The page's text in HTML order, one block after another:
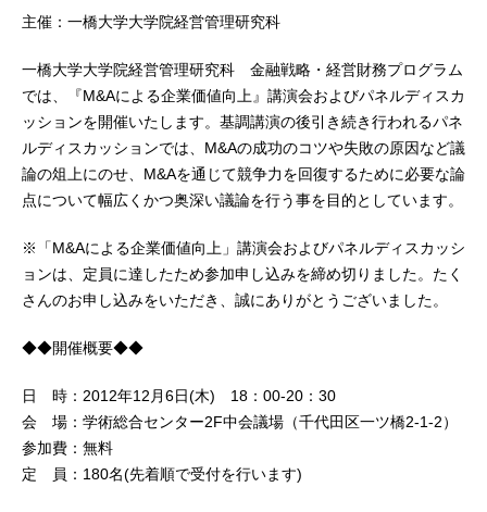
主催：一橋大学大学院経営管理研究科
一橋大学大学院経営管理研究科 金融戦略・経営財務プログラム
では、『M&Aによる企業価値向上』講演会およびパネルディスカ
ッションを開催いたします。基調講演の後引き続き行われるパネ
ルディスカッションでは、M&Aの成功のコツや失敗の原因など議
論の俎上にのせ、M&Aを通じて競争力を回復するために必要な論
点について幅広くかつ奥深い議論を行う事を目的としています。
※「M&Aによる企業価値向上」講演会およびパネルディスカッシ
ョンは、定員に達したため参加申し込みを締め切りました。たく
さんのお申し込みをいただき、誠にありがとうございました。
◆◆開催概要◆◆
日 時：2012年12月6日(木) 18：00-20：30
会 場：学術総合センター2F中会議場（千代田区一ツ橋2-1-2）
参加費：無料
定 員：180名(先着順で受付を行います)